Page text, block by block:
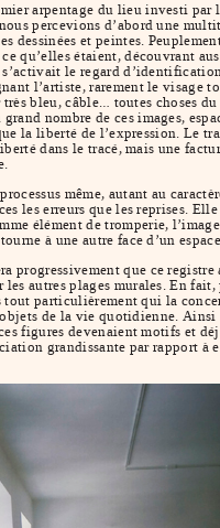
arpentage du lieu investi
percevions d’abord une
dessinées et peintes.
qu’elles étaient, découvrant
le regard
l’artiste, rarement le visage
bleu, câble… toutes choses
grand nombre de ces images,
la liberté de l’expression. Le
dans le tracé, mais une
même, autant au
les erreurs que les reprises.
élément de tromperie,
à une autre face d’un
progressivement que ce
autres plages murales. En
tout particulièrement qui la
de la vie quotidienne. Ainsi
figures devenaient motifs et
grandissante par rapport